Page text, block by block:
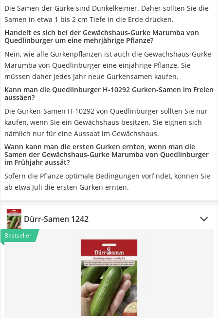
Die Samen der Gurke sind Dunkelkeimer. Daher sollten Sie die
Samen in etwa 1 bis 2 cm Tiefe in die Erde drücken.
Handelt es sich bei der Gewächshaus-Gurke Marumba von
Quedlinburger um eine mehrjährige Pflanze?
Nein, wie alle Gurkenpflanzen ist auch die Gewächshaus-Gurke
Marumba von Quedlinburger eine einjährige Pflanze. Sie
müssen daher jedes Jahr neue Gurkensamen kaufen.
Kann man die Quedlinburger H-10292 Gurken-Samen im Freien
aussäen?
Die Gurken-Samen H-10292 von Quedlinburger sollten Sie nur
kaufen, wenn Sie ein Gewächshaus besitzen. Sie eignen sich
nämlich nur für eine Aussaat im Gewächshaus.
Wann kann man die ersten Gurken ernten, wenn man die
Samen der Gewächshaus-Gurke Marumba von Quedlinburger
im Frühjahr aussät?
Sofern die Pflanze optimale Bedingungen vorfindet, können Sie
ab etwa Juli die ersten Gurken ernten.
Dürr-Samen 1242
Bestseller